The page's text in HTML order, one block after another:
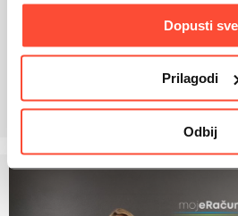
Dopusti sve
Prilagodi
Odbij
Iniciranje plaćanja
izvoda bili su
ePoslovnog
7 studenoga, 2023